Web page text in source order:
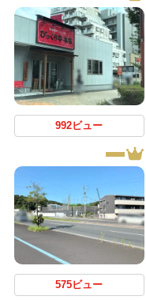
992ビュー
575ビュー